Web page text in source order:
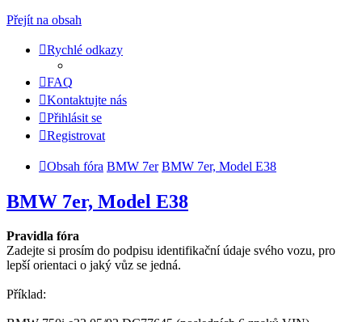
Přejít na obsah
Rychlé odkazy
FAQ
Kontaktujte nás
Přihlásit se
Registrovat
Obsah fóra BMW 7er BMW 7er, Model E38
BMW 7er, Model E38
Pravidla fóra
Zadejte si prosím do podpisu identifikační údaje svého vozu, pro
lepší orientaci o jaký vůz se jedná.
Příklad: